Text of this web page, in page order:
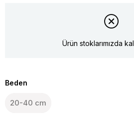
Ürün stoklarımızda
Beden
20-40 cm